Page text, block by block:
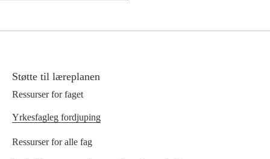
Støtte til læreplanen
Ressurser for faget
Yrkesfagleg fordjuping
Ressurser for alle fag